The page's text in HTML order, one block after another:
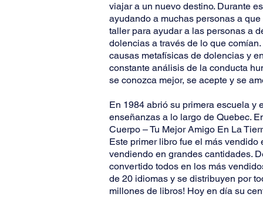
viajar a un nuevo destino. Durante
ayudando a muchas personas a
taller para ayudar a las personas a
dolencias a través de lo que
causas metafísicas de dolencias y
constante análisis de la conducta
se conozca mejor, se acepte y se
En 1984 abrió su primera escuela y
enseñanzas a lo largo de Quebec.
Cuerpo – Tu Mejor Amigo En La
Este primer libro fue el más
vendiendo en grandes cantidades.
convertido todos en los más
de 20 idiomas y se distribuyen por
millones de libros! Hoy en día su